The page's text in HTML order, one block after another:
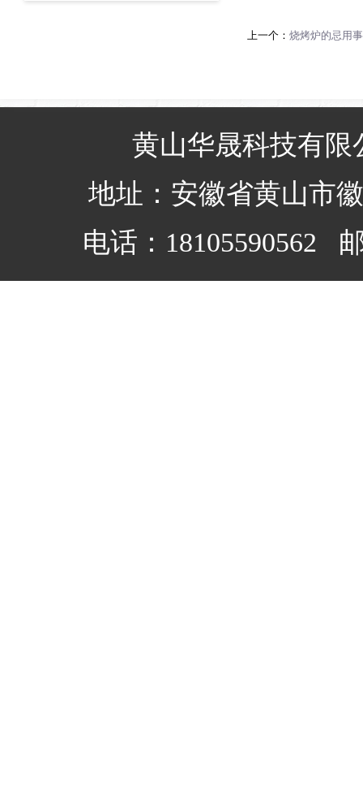
上一个： 烧烤炉的忌用
黄山华晟科技有
地址：安徽省黄山市
电话：18105590562